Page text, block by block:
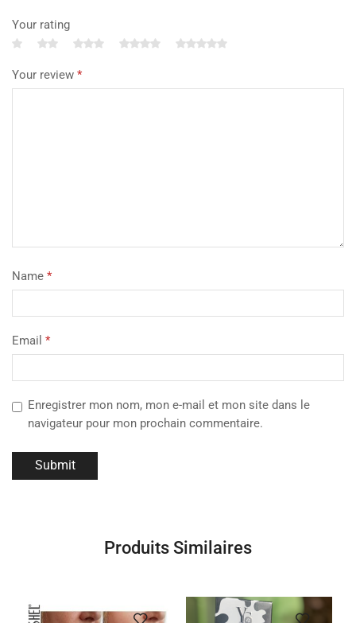
Your rating
Your review *
Name *
Email *
Enregistrer mon nom, mon e-mail et mon site dans le
navigateur pour mon prochain commentaire.
Produits Similaires